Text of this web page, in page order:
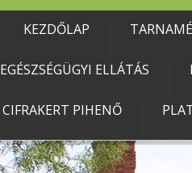
KEZDŐLAP
EGÉSZSÉGÜGYI ELLÁTÁS
CIFRAKERT PIHENŐ